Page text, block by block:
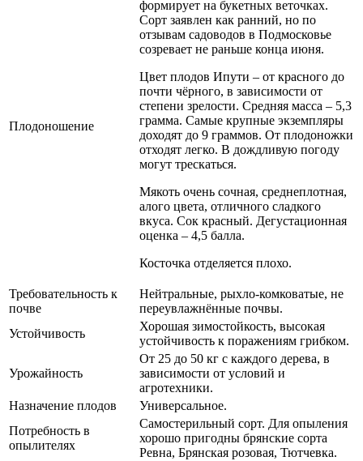
Плодоношение
формирует на букетных веточках.
Сорт заявлен как ранний, но по
отзывам садоводов в Подмосковье
созревает не раньше конца июня.
Цвет плодов Ипути – от красного до
почти чёрного, в зависимости от
степени зрелости. Средняя масса – 5,3
грамма. Самые крупные экземпляры
доходят до 9 граммов. От плодоножки
отходят легко. В дождливую погоду
могут трескаться.
Мякоть очень сочная, среднеплотная,
алого цвета, отличного сладкого
вкуса. Сок красный. Дегустационная
оценка – 4,5 балла.
Косточка отделяется плохо.
Требовательность к
почве
Нейтральные, рыхло-комковатые, не
переувлажнённые почвы.
Устойчивость
Хорошая зимостойкость, высокая
устойчивость к поражениям грибком.
Урожайность
От 25 до 50 кг с каждого дерева, в
зависимости от условий и
агротехники.
Назначение плодов
Универсальное.
Потребность в
опылителях
Самостерильный сорт. Для опыления
хорошо пригодны брянские сорта
Ревна, Брянская розовая, Тютчевка.